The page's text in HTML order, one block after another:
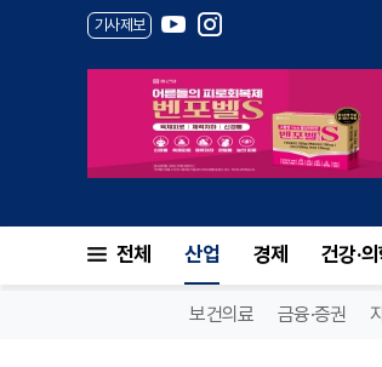
기사제보
전체 산업 경제 건강·
보건의료 금융·증권